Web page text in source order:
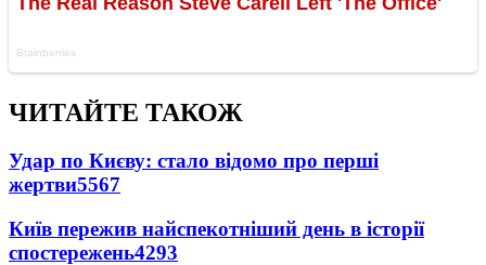
ЧИТАЙТЕ ТАКОЖ
Удар по Києву: стало відомо про перші
жертви5567
Київ пережив найспекотніший день в історії
спостережень4293